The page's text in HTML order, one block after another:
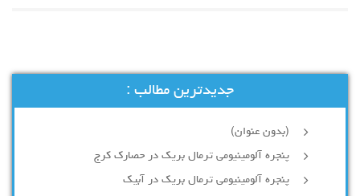
جدیدترین مطالب :
(بدون عنوان)
پنجره آلومینیومی ترمال بریک در حصارک کرج
پنجره آلومینیومی ترمال بریک در آبیک